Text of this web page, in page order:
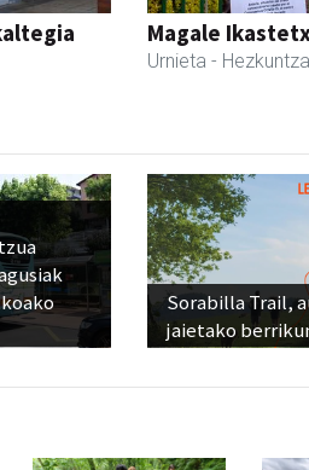
Magale
Urnieta - Hezkuntza
Sorabilla Trail,
jaietako